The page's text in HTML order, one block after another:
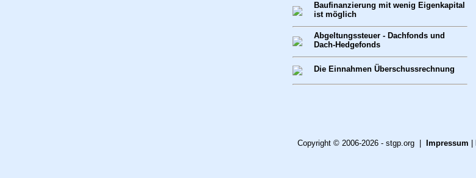
Baufinanzierung mit wenig Eigenkapital
ist möglich
Abgeltungssteuer - Dachfonds und
Dach-Hedgefonds
Die Einnahmen Überschussrechnung
Copyright © 2006-2026 - stgp.org | Impressum